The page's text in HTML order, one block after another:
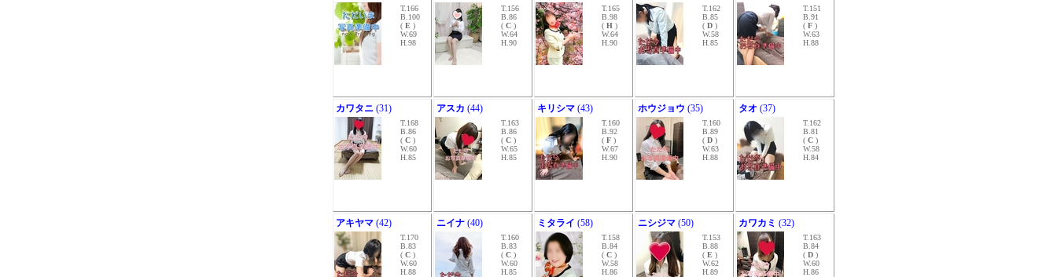
T.166
B.100
( E )
W.69
H.98
T.156
B.86
( C )
W.64
H.90
T.165
B.98
( H )
W.64
H.90
T.162
B.85
( D )
W.58
H.85
T.151
B.91
( F )
W.63
H.88
カワタニ (31)
T.168
B.86
( C )
W.60
H.85
アスカ (44)
T.163
B.86
( C )
W.65
H.85
キリシマ (43)
T.160
B.92
( F )
W.67
H.90
ホウジョウ (35)
T.160
B.89
( D )
W.63
H.88
タオ (37)
T.162
B.81
( C )
W.58
H.84
アキヤマ (42)
T.170
B.83
( C )
W.60
H.88
ニイナ (40)
T.160
B.83
( C )
W.60
H.85
ミタライ (58)
T.158
B.84
( C )
W.58
H.86
ニシジマ (50)
T.153
B.88
( E )
W.62
H.89
カワカミ (32)
T.163
B.84
( D )
W.60
H.86